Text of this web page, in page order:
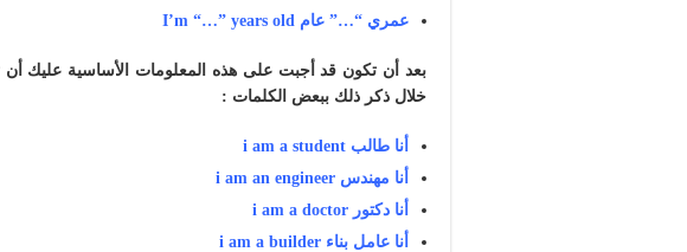
عمري “…” عام I’m “…” years old
بعد أن تكون قد أجبت على هذه المعلومات الأساسية عليك
خلال ذكر ذلك ببعض الكلمات :
أنا طالب i am a student
أنا مهندس i am an engineer
أنا دكتور i am a doctor
أنا عامل بناء i am a builder